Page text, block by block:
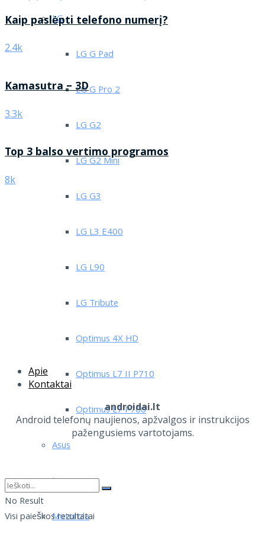
LG
LG G Pad
LG G Pro 2
LG G2
LG G2 Mini
LG G3
LG L3 E400
LG L90
LG Tribute
Optimus 4X HD
Optimus L7 II P710
Optimus L7 P700
Asus
Lenovo
Motorola
Kaip paslėpti telefono numerį?
2.4k
Kamasutra – 3D
3.3k
Top 3 balso vertimo programos
8k
Apie
Kontaktai
androidai.lt
Android telefonų naujienos, apžvalgos ir instrukcijos
pažengusiems vartotojams.
No Result
Visi paieškos rezultatai